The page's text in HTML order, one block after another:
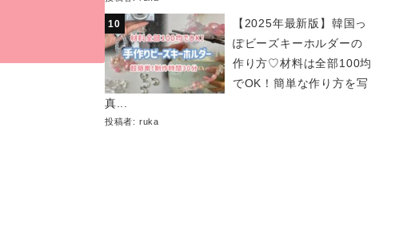
【2025年最新版】韓国っ
ぽビーズキーホルダーの
作り方♡材料は全部100均
でOK！簡単な作り方を写
真...
投稿者: ruka